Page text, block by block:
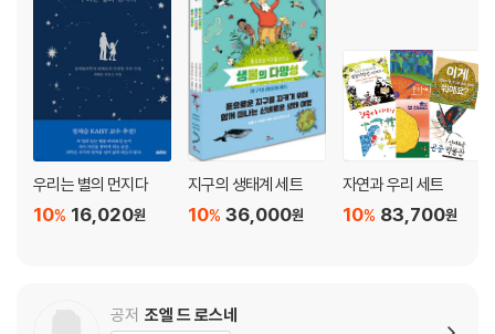
우리는 별의 먼지다
16,020원
10%
지구의 생태계 세트
36,000원
10%
자연과 우리 세트
83,700원
10%
공저 조엘 드 로스네